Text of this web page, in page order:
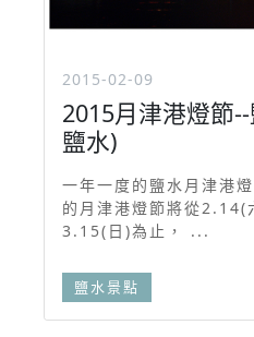
2015-02-09
2015月津港燈節
鹽水)
一年一度的鹽水月津港
的月津港燈節將從
3.15(日)為止， ...
鹽水景點